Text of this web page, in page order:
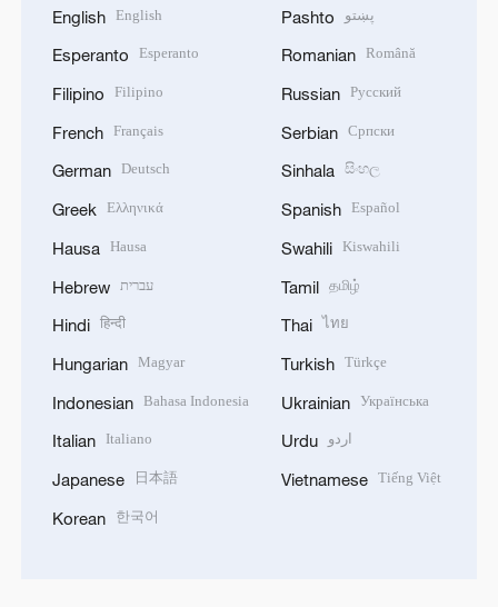
English English
Esperanto Esperanto
Filipino Filipino
French Français
German Deutsch
Greek Ελληνικά
Hausa Hausa
Hebrew עברית
Hindi हिन्दी
Hungarian Magyar
Indonesian Bahasa Indonesia
Italian Italiano
Japanese 日本語
Korean 한국어
Pashto پښتو
Romanian Română
Russian Русский
Serbian Српски
Sinhala සිංහල
Spanish Español
Swahili Kiswahili
Tamil தமிழ்
Thai ไทย
Turkish Türkçe
Ukrainian Українська
Urdu اردو
Vietnamese Tiếng Việt